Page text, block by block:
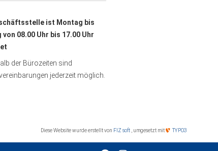
ist Montag bis
von 08.00 Uhr bis 17.00 Uhr
der Bürozeiten sind
jederzeit möglich.
Diese Website wurde erstellt von FIZ soft , umgesetzt mit TYPO3